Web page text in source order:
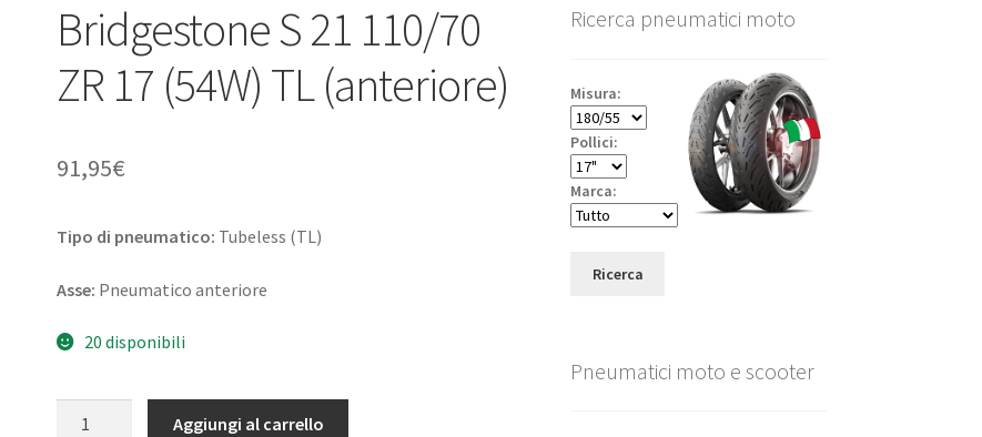
Bridgestone S 21 110/70
ZR 17 (54W) TL (anteriore)
91,95€
Tipo di pneumatico: Tubeless (TL)
Asse: Pneumatico anteriore
20 disponibili
Aggiungi al carrello
Ricerca pneumatici moto
Misura:
Pollici:
Marca:
Ricerca
Pneumatici moto e scooter